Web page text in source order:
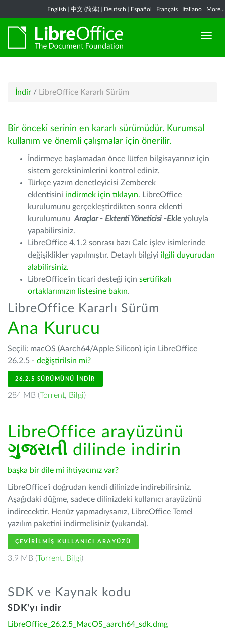
English 中文 (简体) Deutsch Español Français Italiano More...
İndir / LibreOffice Kararlı Sürüm
Bir önceki serinin en kararlı sürümüdür. Kurumsal
kullanım ve önemli çalışmalar için önerilir.
İndirmeye başlamadan önce lütfen bilgisayarınız için
sistem gereksinimlerini kontrol ediniz.
Türkçe yazım denetleyicisi Zemberek
eklentisini indirmek için tıklayın. LibreOffice
kurulumunu gerçekleştirdikten sonra eklenti
kurulumunu Araçlar - Ektenti Yöneticisi -Ekle yoluyla
yapabilirsiniz.
LibreOffice 4.1.2 sonrası bazı Calc işlev isimlerinde
değişiklikler yapılmıştır. Detaylı bilgiyi ilgili duyurudan
alabilirsiniz.
LibreOffice'in ticari desteği için sertifikalı
ortaklarımızın listesine bakın.
LibreOffice Kararlı Sürüm
Ana Kurucu
Seçili: macOS (Aarch64/Apple Silicon) için LibreOffice
26.2.5 - değiştirilsin mi?
26.2.5 SÜRÜMÜNÜ İNDIR
284 MB (Torrent, Bilgi)
LibreOffice arayüzünü
ગુજરાતી dilinde indirin
başka bir dile mi ihtiyacınız var?
LibreOffice'i doğrudan kendi dilinizde indirebilirsiniz.
Aşağıdaki düğme, sadece dilinizdeki kullanıcı arayüzünü
indirecektir. Henüz yapmadıysanız, LibreOffice Temel
yazılım paketini indirmelisiniz (yukarıda).
ÇEVIRILMIŞ KULLANICI ARAYÜZÜ
3.9 MB (Torrent, Bilgi)
SDK ve Kaynak kodu
SDK'yı indir
LibreOffice_26.2.5_MacOS_aarch64_sdk.dmg